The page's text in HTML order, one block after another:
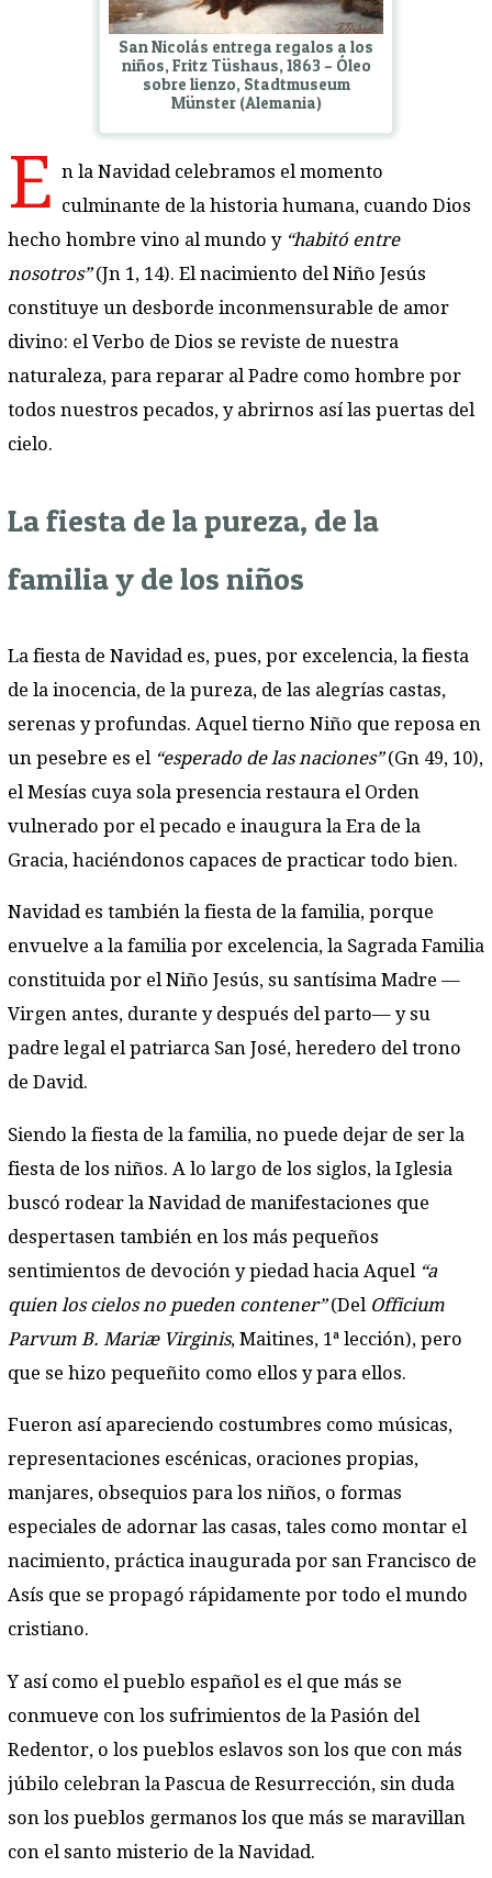
San Nicolás entrega regalos a los
niños, Fritz Tüshaus, 1863 – Óleo
sobre lienzo, Stadtmuseum
Münster (Alemania)
E n la Navidad celebramos el momento
culminante de la historia humana, cuando Dios
hecho hombre vino al mundo y “habitó entre
nosotros”(Jn 1, 14). El nacimiento del Niño Jesús
constituye un desborde inconmensurable de amor
divino: el Verbo de Dios se reviste de nuestra
naturaleza, para reparar al Padre como hombre por
todos nuestros pecados, y abrirnos así las puertas del
cielo.
La fiesta de la pureza, de la
familia y de los niños
La fiesta de Navidad es, pues, por excelencia, la fiesta
de la inocencia, de la pureza, de las alegrías castas,
serenas y profundas. Aquel tierno Niño que reposa en
un pesebre es el “esperado de las naciones”(Gn 49, 10),
el Mesías cuya sola presencia restaura el Orden
vulnerado por el pecado e inaugura la Era de la
Gracia, haciéndonos capaces de practicar todo bien.
Navidad es también la fiesta de la familia, porque
envuelve a la familia por excelencia, la Sagrada Familia
constituida por el Niño Jesús, su santísima Madre —
Virgen antes, durante y después del parto— y su
padre legal el patriarca San José, heredero del trono
de David.
Siendo la fiesta de la familia, no puede dejar de ser la
fiesta de los niños. A lo largo de los siglos, la Iglesia
buscó rodear la Navidad de manifestaciones que
despertasen también en los más pequeños
sentimientos de devoción y piedad hacia Aquel “a
quien los cielos no pueden contener”(Del Officium
Parvum B. Mariæ Virginis, Maitines, 1ª lección), pero
que se hizo pequeñito como ellos y para ellos.
Fueron así apareciendo costumbres como músicas,
representaciones escénicas, oraciones propias,
manjares, obsequios para los niños, o formas
especiales de adornar las casas, tales como montar el
nacimiento, práctica inaugurada por san Francisco de
Asís que se propagó rápidamente por todo el mundo
cristiano.
Y así como el pueblo español es el que más se
conmueve con los sufrimientos de la Pasión del
Redentor, o los pueblos eslavos son los que con más
júbilo celebran la Pascua de Resurrección, sin duda
son los pueblos germanos los que más se maravillan
con el santo misterio de la Navidad.